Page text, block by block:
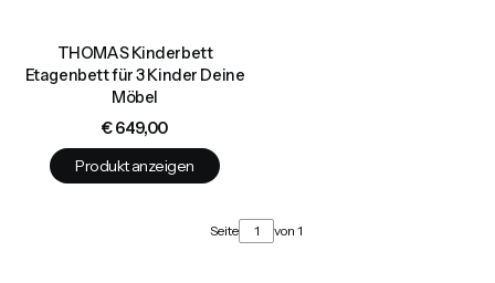
THOMAS Kinderbett
Etagenbett für 3 Kinder Deine
Möbel
Preis
€ 649,00
Produkt anzeigen
Seite von 1